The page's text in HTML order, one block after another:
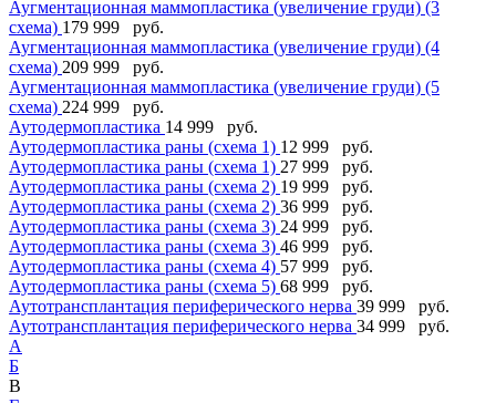
Аугментационная маммопластика (увеличение груди) (3
схема) 179 999 руб.
Аугментационная маммопластика (увеличение груди) (4
схема) 209 999 руб.
Аугментационная маммопластика (увеличение груди) (5
схема) 224 999 руб.
Аутодермопластика 14 999 руб.
Аутодермопластика раны (схема 1) 12 999 руб.
Аутодермопластика раны (схема 1) 27 999 руб.
Аутодермопластика раны (схема 2) 19 999 руб.
Аутодермопластика раны (схема 2) 36 999 руб.
Аутодермопластика раны (схема 3) 24 999 руб.
Аутодермопластика раны (схема 3) 46 999 руб.
Аутодермопластика раны (схема 4) 57 999 руб.
Аутодермопластика раны (схема 5) 68 999 руб.
Аутотрансплантация периферического нерва 39 999 руб.
Аутотрансплантация периферического нерва 34 999 руб.
А
Б
В